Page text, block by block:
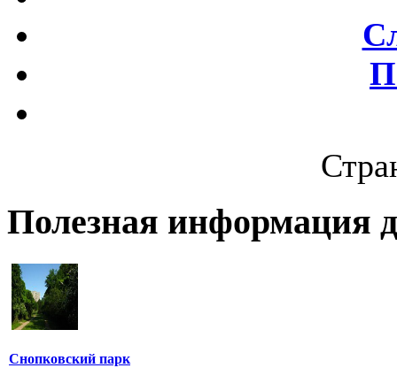
Полезная информация
Снопковский парк